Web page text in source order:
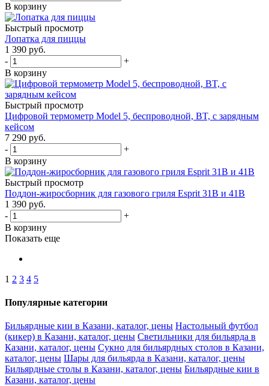
В корзину
Быстрый просмотр
Лопатка для пиццы
1 390 руб.
-
+
В корзину
Быстрый просмотр
Цифровой термометр Model 5, беспроводной, BT, с зарядным
кейсом
7 290 руб.
-
+
В корзину
Быстрый просмотр
Поддон-жиросборник для газового гриля Esprit 31B и 41B
1 390 руб.
-
+
В корзину
Показать еще
1 2 3 4 5
Популярные категории
Бильярдные кии в Казани, каталог, цены Настольный футбол
(кикер) в Казани, каталог, цены Светильники для бильярда в
Казани, каталог, цены Сукно для бильярдных столов в Казани,
каталог, цены Шары для бильярда в Казани, каталог, цены
Бильярдные столы в Казани, каталог, цены Бильярдные кии в
Казани, каталог, цены